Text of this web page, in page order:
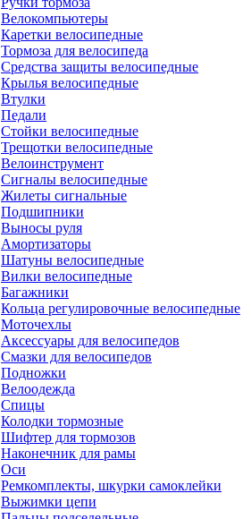
Велокомпьютеры
Каретки велосипедные
Тормоза для велосипеда
Средства защиты велосипедные
Крылья велосипедные
Втулки
Педали
Стойки велосипедные
Трещотки велосипедные
Велоинструмент
Сигналы велосипедные
Жилеты сигнальные
Подшипники
Выносы руля
Амортизаторы
Шатуны велосипедные
Вилки велосипедные
Багажники
Кольца регулировочные велосипедные
Моточехлы
Аксессуары для велосипедов
Смазки для велосипедов
Подножки
Велоодежда
Спицы
Колодки тормозные
Шифтер для тормозов
Наконечник для рамы
Оси
Ремкомплекты, шкурки самоклейки
Выжимки цепи